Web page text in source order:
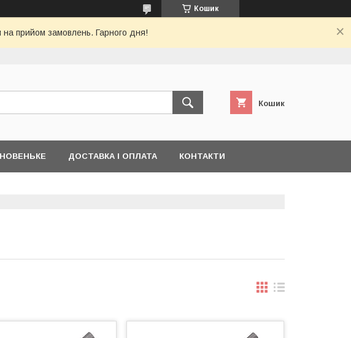
Кошик
на прийом замовлень. Гарного дня!
Кошик
НОВЕНЬКЕ ДОСТАВКА І ОПЛАТА КОНТАКТИ